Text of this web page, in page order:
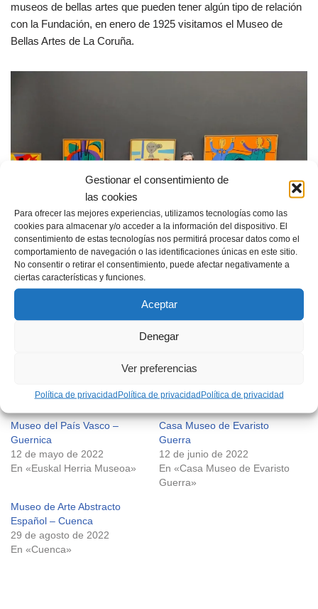
Gestionar el consentimiento de
las cookies
Para ofrecer las mejores experiencias, utilizamos tecnologías como las
cookies para almacenar y/o acceder a la información del dispositivo. El
consentimiento de estas tecnologías nos permitirá procesar datos como el
comportamiento de navegación o las identificaciones únicas en este sitio.
No consentir o retirar el consentimiento, puede afectar negativamente a
ciertas características y funciones.
Aceptar
Denegar
Ver preferencias
Política de privacidadPolítica de privacidadPolítica de privacidad
museos de bellas artes que pueden tener algún tipo de relación
con la Fundación, en enero de 1925 visitamos el Museo de
Bellas Artes de La Coruña.
Comparte esto:
Museo del País Vasco –
Guernica
12 de mayo de 2022
En «Euskal Herria Museoa»
Casa Museo de Evaristo
Guerra
12 de junio de 2022
En «Casa Museo de Evaristo
Guerra»
Museo de Arte Abstracto
Español – Cuenca
29 de agosto de 2022
En «Cuenca»